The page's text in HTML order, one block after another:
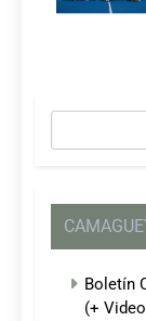
Boletín
(+